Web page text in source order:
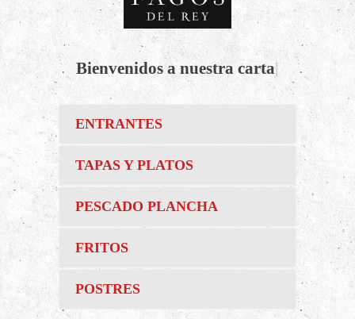
Bienvenidos a nuestra carta|
ENTRANTES
TAPAS Y PLATOS
PESCADO PLANCHA
FRITOS
POSTRES